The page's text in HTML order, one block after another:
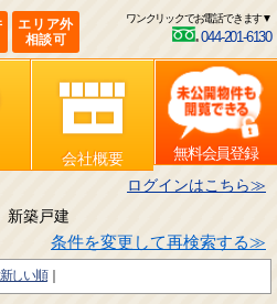
エリア外
相談可
ワンクリックでお電話できます▼
044-201-6130
会社概要
無料会員登録
ログインはこちら≫
新築戸建
条件を変更して再検索する≫
しい順